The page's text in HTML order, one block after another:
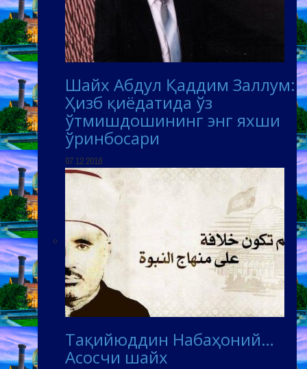
Шайх Абдул Қаддим Заллум:
Ҳизб қиёдатида ўз
ўтмишдошининг энг яхши
ўринбосари
07.12.2016
Тақийюддин Набаҳоний…
Асосчи шайх